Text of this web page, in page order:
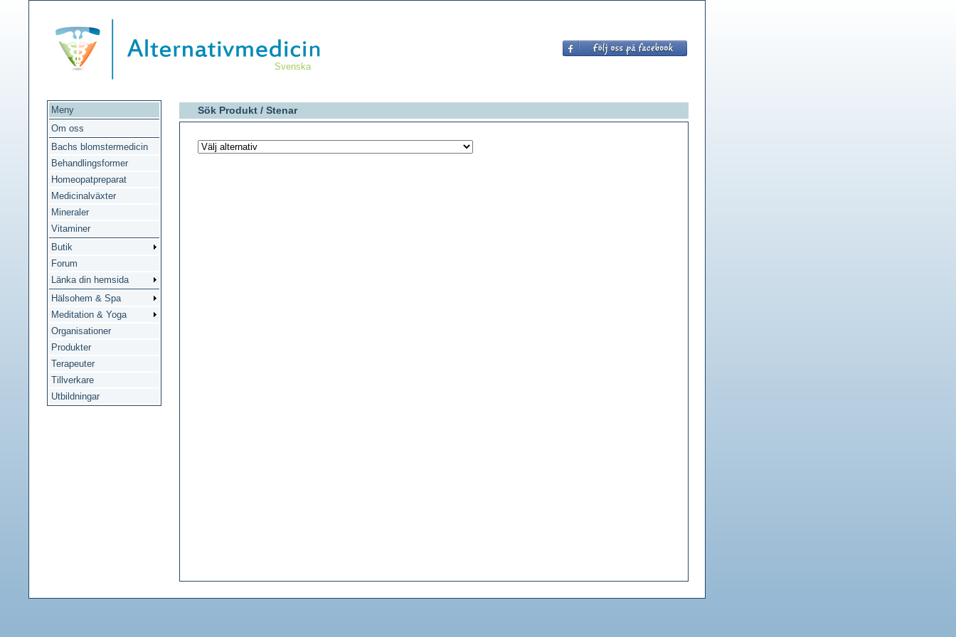
Svenska
Meny
Om oss
Bachs blomstermedicin
Behandlingsformer
Homeopatpreparat
Medicinalväxter
Mineraler
Vitaminer
Butik
Forum
Länka din hemsida
Hälsohem & Spa
Meditation & Yoga
Organisationer
Produkter
Terapeuter
Tillverkare
Utbildningar
Sök Produkt / Stenar